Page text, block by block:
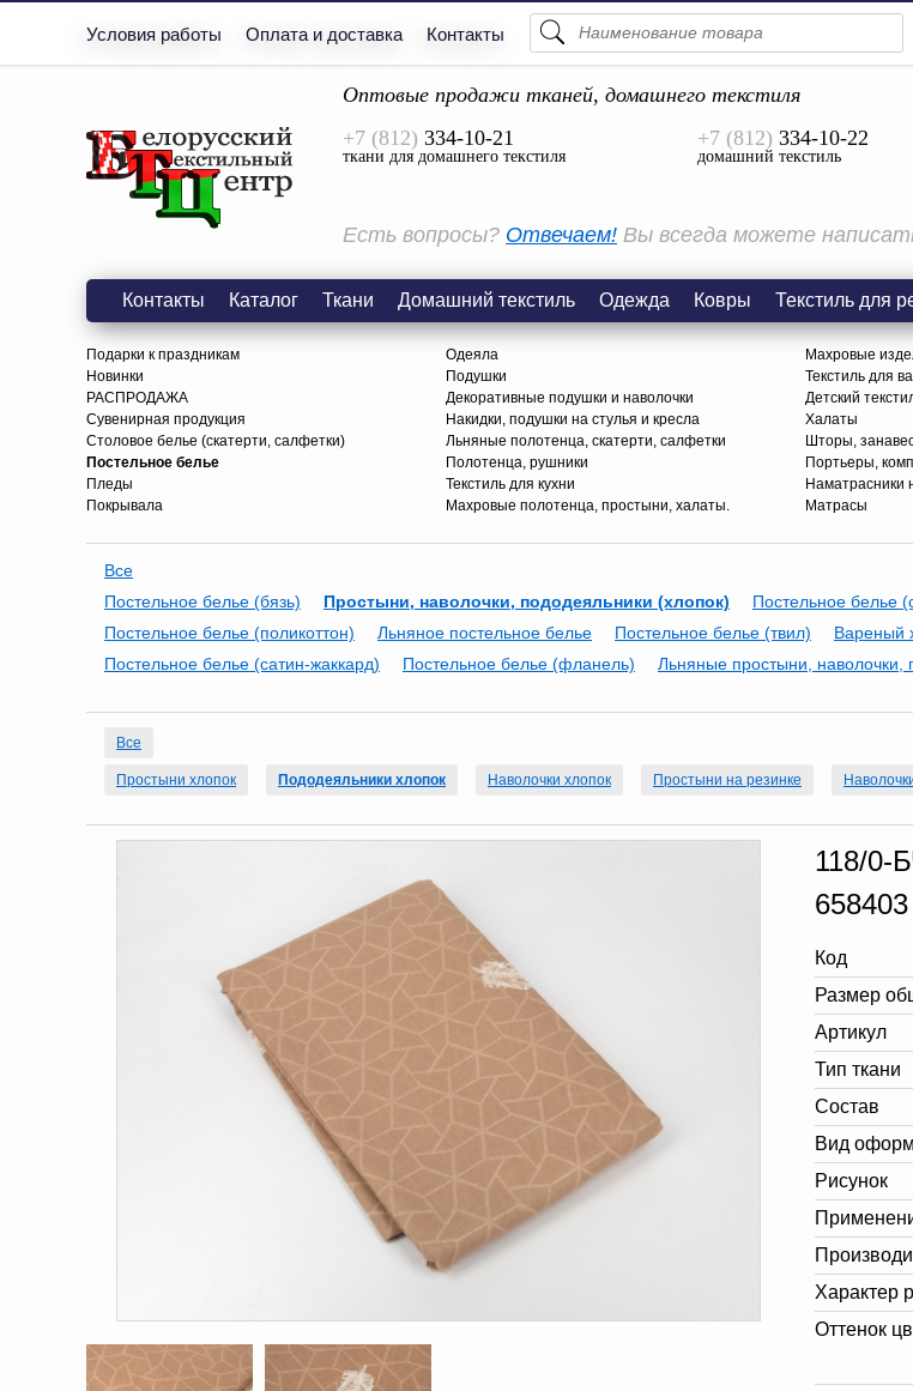
Условия работы Оплата и доставка Контакты
Оптовые продажи тканей, домашнего текстиля
+7 (812) 334-10-21
ткани для домашнего текстиля
+7 (812) 334-10-22
домашний текстиль
Есть вопросы? Отвечаем! Вы всегда можете
Контакты Каталог Ткани Домашний текстиль Одежда Ковры Текстиль для
Подарки к праздникам
Новинки
РАСПРОДАЖА
Сувенирная продукция
Столовое белье (скатерти, салфетки)
Постельное белье
Пледы
Покрывала
Одеяла
Подушки
Декоративные подушки и наволочки
Накидки, подушки на стулья и кресла
Льняные полотенца, скатерти, салфетки
Полотенца, рушники
Текстиль для кухни
Махровые полотенца, простыни, халаты.
Махровые
Текстиль для
Детский
Халаты
Шторы,
Портьеры,
Наматрасники
Матрасы
Все
Постельное белье (бязь)
Простыни, наволочки, пододеяльники (хлопок) Постельное белье
Постельное белье (поликоттон)
Льняное постельное белье Постельное белье (твил) Вареный
Постельное белье (сатин-жаккард)
Постельное белье (фланель) Льняные простыни, наволочки,
Все
Простыни хлопок Пододеяльники хлопок Наволочки хлопок Простыни на резинке
118/0-
Код
Размер
Артикул
Тип ткани
Состав
Вид
Рисунок
Характер
Оттенок